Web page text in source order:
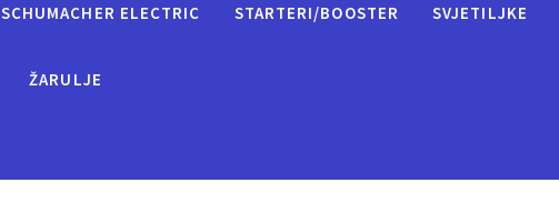
SCHUMACHER ELECTRIC STARTERI/BOOSTER SVJETILJKE
ŽARULJE